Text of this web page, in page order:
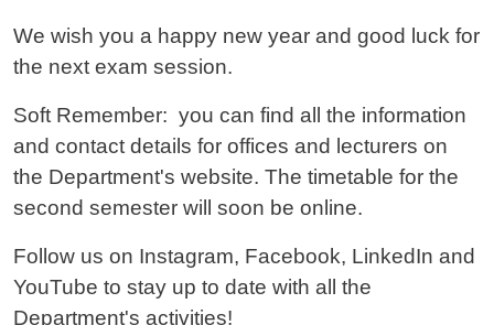
We wish you a happy new year and good luck for
the next exam session.
Soft Remember: you can find all the information
and contact details for offices and lecturers on
the Department's website. The timetable for the
second semester will soon be online.
Follow us on Instagram, Facebook, LinkedIn and
YouTube to stay up to date with all the
Department's activities!